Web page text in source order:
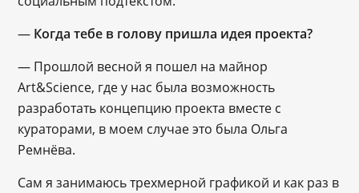
— Когда тебе в голову пришла идея проекта?
— Прошлой весной я пошел на майнор
Art&Science, где у нас была возможность
разработать концепцию проекта вместе с
кураторами, в моем случае это была Ольга
Ремнёва.
Сам я занимаюсь трехмерной графикой и как раз в